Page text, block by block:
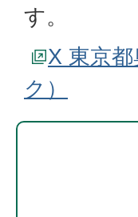
す。
X 東京
ク）